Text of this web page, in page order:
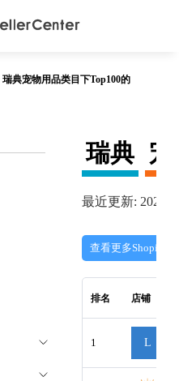
瑞典宠物用品类目下Top100的
瑞典
最近更新: 2026-
查看更多Shopify
排名 店铺
1 L